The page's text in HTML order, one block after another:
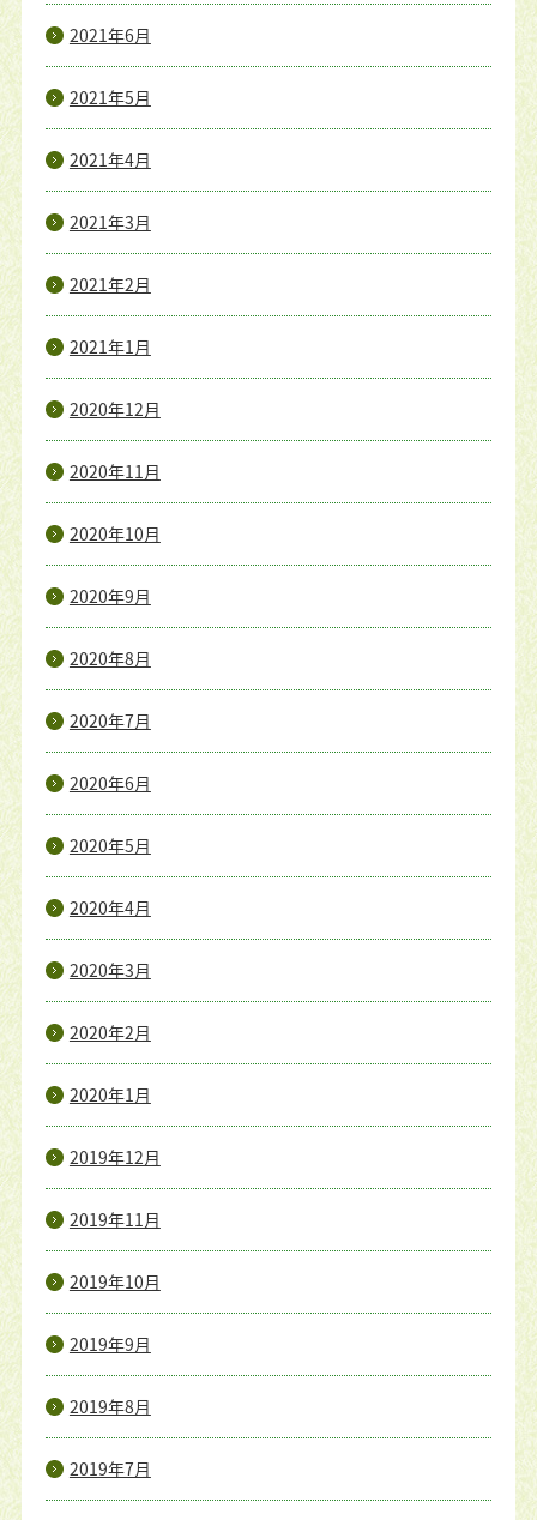
2021年6月
2021年5月
2021年4月
2021年3月
2021年2月
2021年1月
2020年12月
2020年11月
2020年10月
2020年9月
2020年8月
2020年7月
2020年6月
2020年5月
2020年4月
2020年3月
2020年2月
2020年1月
2019年12月
2019年11月
2019年10月
2019年9月
2019年8月
2019年7月